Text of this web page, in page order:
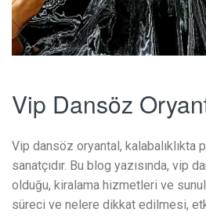
Vip Dansöz
Vip dansöz oryantal, kalabalıklıkta
sanatçıdır. Bu blog yazısında, vip
olduğu, kiralama hizmetleri ve
süreci ve nelere dikkat edilmesi,